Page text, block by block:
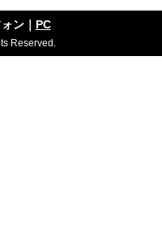
ン｜ PC
Reserved.